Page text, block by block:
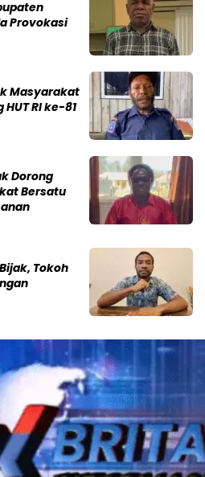
Provokasi
Masyarakat
RI ke-81
Dorong
Bersatu
Tokoh